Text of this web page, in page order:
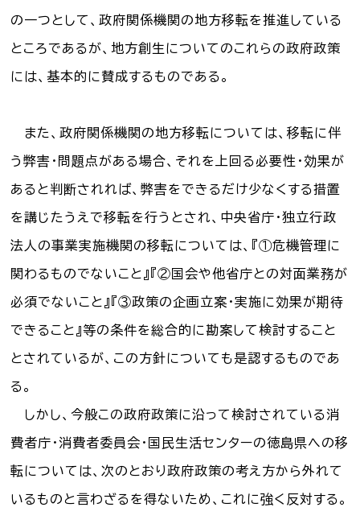
情報提供フォーム
しほ～しし®
司法書士検索
お知らせ一覧
文字サイズ
背景色
の一つとして、政府関係機関の地方移転を推進している
ところであるが、地方創生についてのこれらの政府政策
には、基本的に賛成するものである。
また、政府関係機関の地方移転については、移転に伴
う弊害・問題点がある場合、それを上回る必要性・効果が
あると判断されれば、弊害をできるだけ少なくする措置
を講じたうえで移転を行うとされ、中央省庁・独立行政
法人の事業実施機関の移転については、『①危機管理に
関わるものでないこと』『②国会や他省庁との対面業務が
必須でないこと』『③政策の企画立案・実施に効果が期待
できること』等の条件を総合的に勘案して検討すること
とされているが、この方針についても是認するものであ
る。
しかし、今般この政府政策に沿って検討されている消
費者庁・消費者委員会・国民生活センターの徳島県への移
転については、次のとおり政府政策の考え方から外れて
いるものと言わざるを得ないため、これに強く反対する。